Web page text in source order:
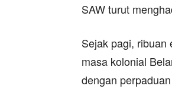
SAW turut
Sejak pagi, ribuan
masa kolonial
dengan